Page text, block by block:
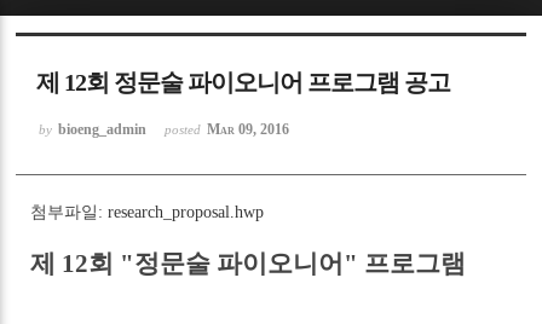
제 12회 정문술 파이오니어 프로그램 공고
by bioeng_admin posted Mar 09, 2016
첨부파일:research_proposal.hwp
제 12회 "정문술 파이오니어" 프로그램
Sketchbook5, 스케치북5
Sketchbook5, 스케치북5